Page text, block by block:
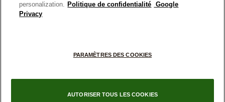
Index égalité Femme/Homme
personalization. Politique de confidentialité Google
Privacy
PARAMÈTRES DES COOKIES
AUTORISER TOUS LES COOKIES